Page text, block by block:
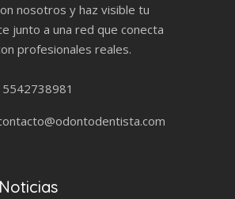
nosotros y haz visible tu
junto a una red que conecta
profesionales reales.
5542738981